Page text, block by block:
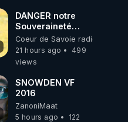
DANGER notre
Souveraineté
Alimentaire est
attaqué...
Coeur de Savoie radioweb TV
21 hours ago
499
views
SNOWDEN VF
2016
ZanoniMaat
5 hours ago
122